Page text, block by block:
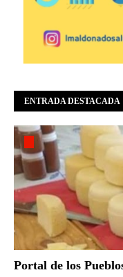
ENTRADA DESTACADA
Portal de los